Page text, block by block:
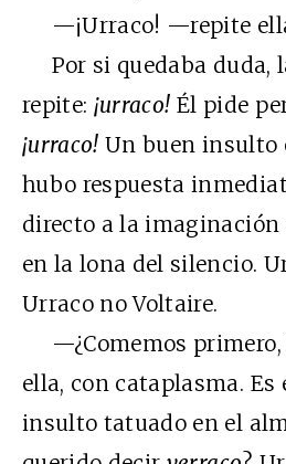
—¡Urraco! —repite
Por si quedaba duda,
repite: ¡urraco! Él pide
¡urraco! Un buen insulto
hubo respuesta
directo a la imaginación
en la lona del silencio.
Urraco no Voltaire.
—¿Comemos
ella, con cataplasma. Es
insulto tatuado en el